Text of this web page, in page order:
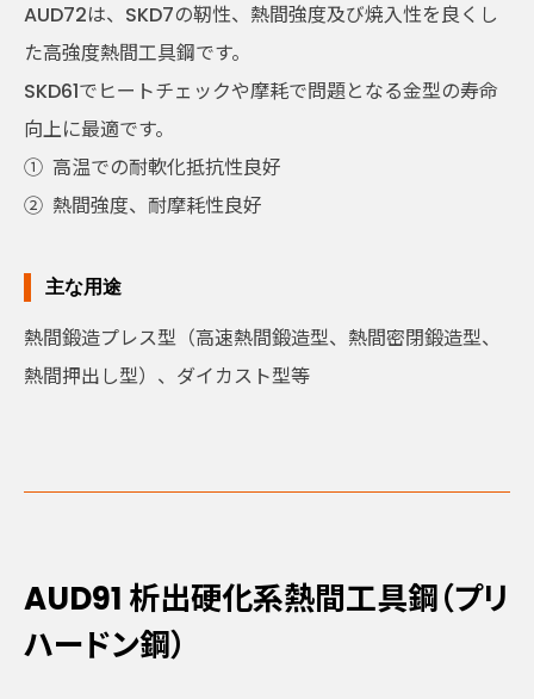
AUD72は、SKD7の靭性、熱間強度及び焼入性を良くし
た高強度熱間工具鋼です。
SKD61でヒートチェックや摩耗で問題となる金型の寿命
向上に最適です。
① 高温での耐軟化抵抗性良好
② 熱間強度、耐摩耗性良好
主な用途
熱間鍛造プレス型（高速熱間鍛造型、熱間密閉鍛造型、
熱間押出し型）、ダイカスト型等
AUD91 析出硬化系熱間工具鋼（プリ
ハードン鋼）